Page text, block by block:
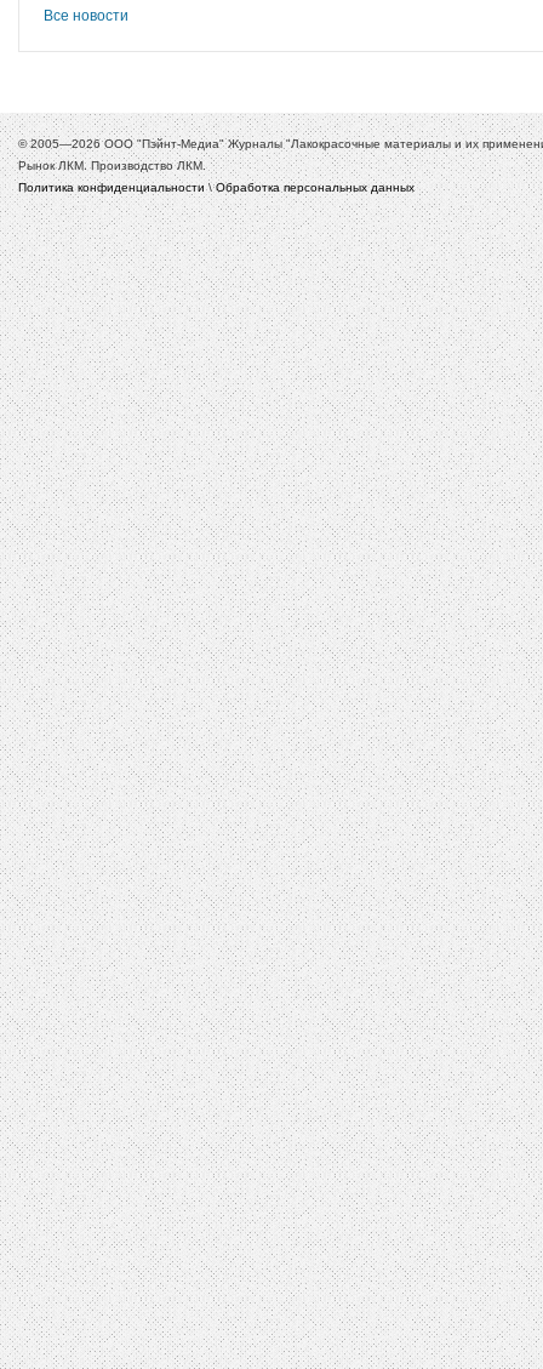
Все новости
© 2005—2026 ООО "Пэйнт-Медиа" Журналы "Лакокрасочные материалы и их
Рынок ЛКМ. Производство ЛКМ.
Политика конфиденциальности\Обработка персональных данных